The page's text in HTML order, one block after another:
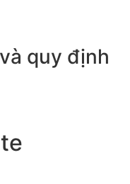
quy định